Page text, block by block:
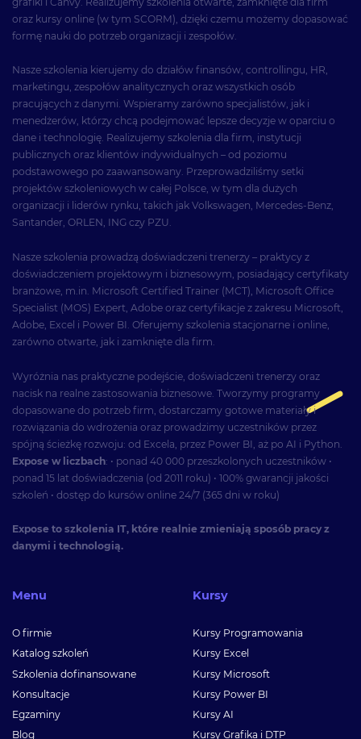
oraz kursy online (w tym SCORM), dzięki czemu możemy dopasować
formę nauki do potrzeb organizacji i zespołów.
Nasze szkolenia kierujemy do działów finansów, controllingu, HR,
marketingu, zespołów analitycznych oraz wszystkich osób
pracujących z danymi. Wspieramy zarówno specjalistów, jak i
menedżerów, którzy chcą podejmować lepsze decyzje w oparciu o
dane i technologię. Realizujemy szkolenia dla firm, instytucji
publicznych oraz klientów indywidualnych – od poziomu
podstawowego po zaawansowany. Przeprowadziliśmy setki
projektów szkoleniowych w całej Polsce, w tym dla dużych
organizacji i liderów rynku, takich jak Volkswagen, Mercedes-Benz,
Santander, ORLEN, ING czy PZU.
Nasze szkolenia prowadzą doświadczeni trenerzy – praktycy z
doświadczeniem projektowym i biznesowym, posiadający certyfikaty
branżowe, m.in. Microsoft Certified Trainer (MCT), Microsoft Office
Specialist (MOS) Expert, Adobe oraz certyfikacje z zakresu Microsoft,
Adobe, Excel i Power BI. Oferujemy szkolenia stacjonarne i online,
zarówno otwarte, jak i zamknięte dla firm.
Wyróżnia nas praktyczne podejście, doświadczeni trenerzy oraz
nacisk na realne zastosowania biznesowe. Tworzymy programy
dopasowane do potrzeb firm, dostarczamy gotowe materiały i
rozwiązania do wdrożenia oraz prowadzimy uczestników przez
spójną ścieżkę rozwoju: od Excela, przez Power BI, aż po AI i Python.
Expose w liczbach: • ponad 40 000 przeszkolonych uczestników •
ponad 15 lat doświadczenia (od 2011 roku) • 100% gwarancji jakości
szkoleń • dostęp do kursów online 24/7 (365 dni w roku)
Expose to szkolenia IT, które realnie zmieniają sposób pracy z
danymi i technologią.
Menu
O firmie
Katalog szkoleń
Szkolenia dofinansowane
Konsultacje
Egzaminy
Blog
Kursy
Kursy Programowania
Kursy Excel
Kursy Microsoft
Kursy Power BI
Kursy AI
Kursy Grafika i DTP